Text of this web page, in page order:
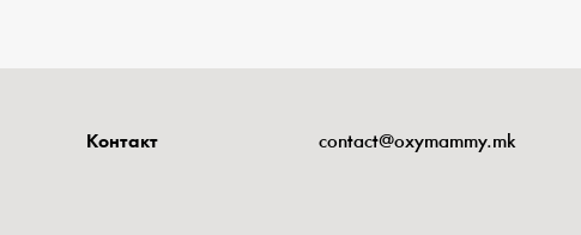
Контакт contact@oxymammy.mk